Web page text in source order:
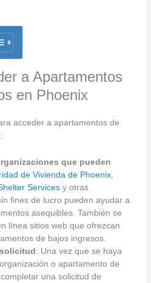
a Apartamentos
en Phoenix
acceder a apartamentos de
que pueden
de Vivienda de Phoenix,
Servicesy otras
fines de lucro pueden ayudar a
asequibles. También se
línea sitios web que ofrezcan
de bajos ingresos.
: Una vez que se haya
o apartamento de
una solicitud de